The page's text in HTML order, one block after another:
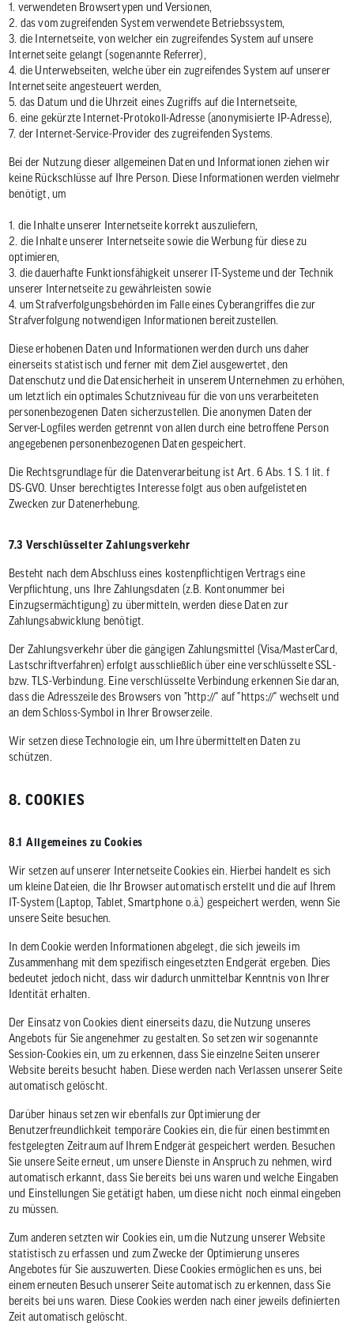
1. verwendeten Browsertypen und Versionen,
2. das vom zugreifenden System verwendete Betriebssystem,
3. die Internetseite, von welcher ein zugreifendes System auf unsere
Internetseite gelangt (sogenannte Referrer),
4. die Unterwebseiten, welche über ein zugreifendes System auf unserer
Internetseite angesteuert werden,
5. das Datum und die Uhrzeit eines Zugriffs auf die Internetseite,
6. eine gekürzte Internet-Protokoll-Adresse (anonymisierte IP-Adresse),
7. der Internet-Service-Provider des zugreifenden Systems.
Bei der Nutzung dieser allgemeinen Daten und Informationen ziehen wir
keine Rückschlüsse auf Ihre Person. Diese Informationen werden vielmehr
benötigt, um
1. die Inhalte unserer Internetseite korrekt auszuliefern,
2. die Inhalte unserer Internetseite sowie die Werbung für diese zu
optimieren,
3. die dauerhafte Funktionsfähigkeit unserer IT-Systeme und der Technik
unserer Internetseite zu gewährleisten sowie
4. um Strafverfolgungsbehörden im Falle eines Cyberangriffes die zur
Strafverfolgung notwendigen Informationen bereitzustellen.
Diese erhobenen Daten und Informationen werden durch uns daher
einerseits statistisch und ferner mit dem Ziel ausgewertet, den
Datenschutz und die Datensicherheit in unserem Unternehmen zu erhöhen,
um letztlich ein optimales Schutzniveau für die von uns verarbeiteten
personenbezogenen Daten sicherzustellen. Die anonymen Daten der
Server-Logfiles werden getrennt von allen durch eine betroffene Person
angegebenen personenbezogenen Daten gespeichert.
Die Rechtsgrundlage für die Datenverarbeitung ist Art. 6 Abs. 1 S. 1 lit. f
DS-GVO. Unser berechtigtes Interesse folgt aus oben aufgelisteten
Zwecken zur Datenerhebung.
7.3 Verschlüsselter Zahlungsverkehr
Besteht nach dem Abschluss eines kostenpflichtigen Vertrags eine
Verpflichtung, uns Ihre Zahlungsdaten (z.B. Kontonummer bei
Einzugsermächtigung) zu übermitteln, werden diese Daten zur
Zahlungsabwicklung benötigt.
Der Zahlungsverkehr über die gängigen Zahlungsmittel (Visa/MasterCard,
Lastschriftverfahren) erfolgt ausschließlich über eine verschlüsselte SSL-
bzw. TLS-Verbindung. Eine verschlüsselte Verbindung erkennen Sie daran,
dass die Adresszeile des Browsers von "http://" auf "https://" wechselt und
an dem Schloss-Symbol in Ihrer Browserzeile.
Wir setzen diese Technologie ein, um Ihre übermittelten Daten zu
schützen.
8. COOKIES
8.1 Allgemeines zu Cookies
Wir setzen auf unserer Internetseite Cookies ein. Hierbei handelt es sich
um kleine Dateien, die Ihr Browser automatisch erstellt und die auf Ihrem
IT-System (Laptop, Tablet, Smartphone o.ä.) gespeichert werden, wenn Sie
unsere Seite besuchen.
In dem Cookie werden Informationen abgelegt, die sich jeweils im
Zusammenhang mit dem spezifisch eingesetzten Endgerät ergeben. Dies
bedeutet jedoch nicht, dass wir dadurch unmittelbar Kenntnis von Ihrer
Identität erhalten.
Der Einsatz von Cookies dient einerseits dazu, die Nutzung unseres
Angebots für Sie angenehmer zu gestalten. So setzen wir sogenannte
Session-Cookies ein, um zu erkennen, dass Sie einzelne Seiten unserer
Website bereits besucht haben. Diese werden nach Verlassen unserer Seite
automatisch gelöscht.
Darüber hinaus setzen wir ebenfalls zur Optimierung der
Benutzerfreundlichkeit temporäre Cookies ein, die für einen bestimmten
festgelegten Zeitraum auf Ihrem Endgerät gespeichert werden. Besuchen
Sie unsere Seite erneut, um unsere Dienste in Anspruch zu nehmen, wird
automatisch erkannt, dass Sie bereits bei uns waren und welche Eingaben
und Einstellungen Sie getätigt haben, um diese nicht noch einmal eingeben
zu müssen.
Zum anderen setzten wir Cookies ein, um die Nutzung unserer Website
statistisch zu erfassen und zum Zwecke der Optimierung unseres
Angebotes für Sie auszuwerten. Diese Cookies ermöglichen es uns, bei
einem erneuten Besuch unserer Seite automatisch zu erkennen, dass Sie
bereits bei uns waren. Diese Cookies werden nach einer jeweils definierten
Zeit automatisch gelöscht.